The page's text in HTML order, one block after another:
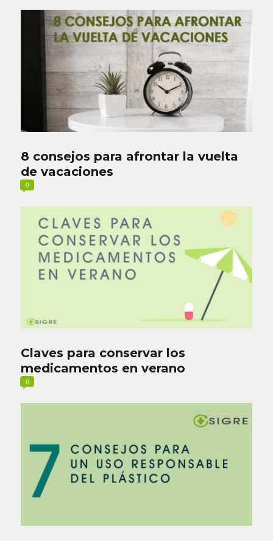
8 consejos para afrontar la vuelta
de vacaciones
0
Claves para conservar los
medicamentos en verano
0